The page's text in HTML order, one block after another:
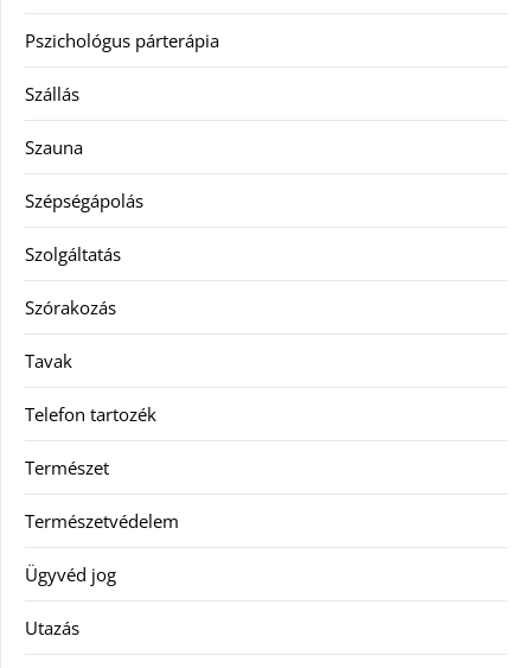
Pszichológus párterápia
Szállás
Szauna
Szépségápolás
Szolgáltatás
Szórakozás
Tavak
Telefon tartozék
Természet
Természetvédelem
Ügyvéd jog
Utazás